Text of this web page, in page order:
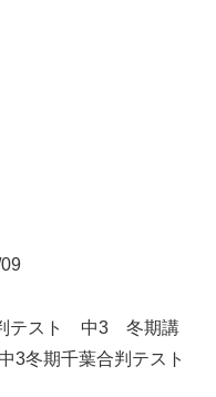
テスト 中3 冬期講
期千葉合判テスト